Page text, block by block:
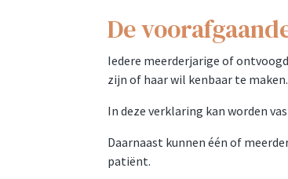
De
Iedere meerderjarige of
zijn of haar wil kenbaar te maken.
In deze verklaring kan worden
Daarnaast kunnen één of
patiënt.